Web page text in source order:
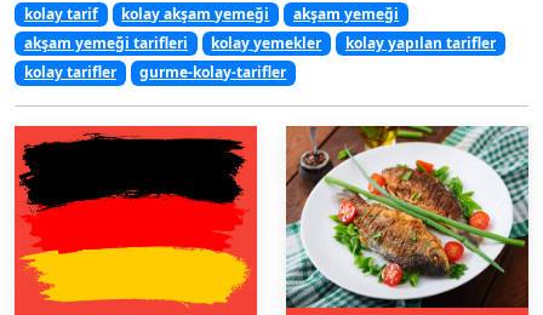
kolay tarif kolay akşam yemeği
akşam yemeği
akşam yemeği tarifleri
kolay yemekler
kolay yapılan tarifler
kolay tarifler
gurme-kolay-tarifler